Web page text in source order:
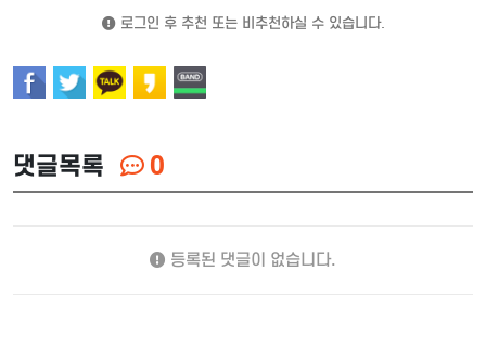
로그인 후 추천 또는 비추천하실 수 있습니다.
댓글목록 0
등록된 댓글이 없습니다.